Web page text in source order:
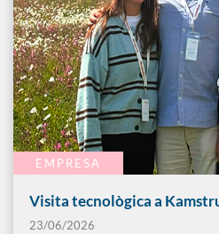
EMPRESA
Visita tecnològica a
23/06/2026